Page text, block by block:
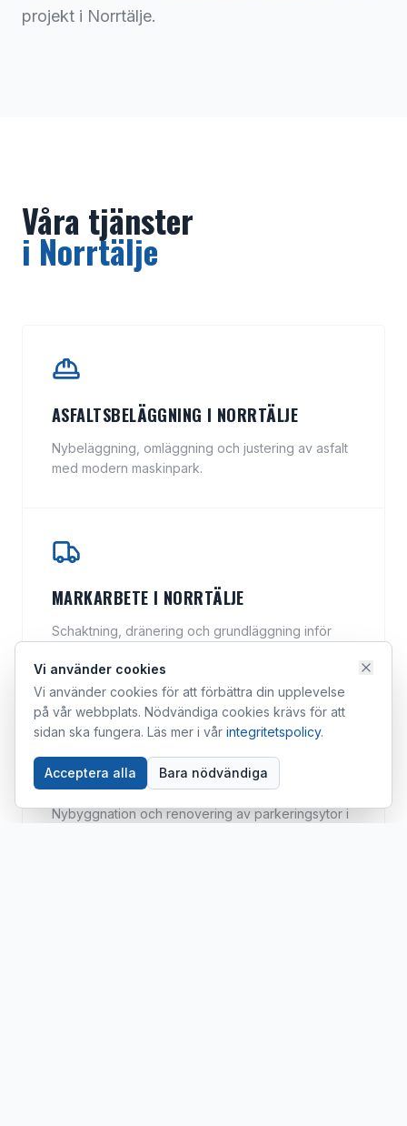
projekt i Norrtälje.
Våra tjänster
iNorrtälje
ASFALTSBELÄGGNING I NORRTÄLJE
Nybeläggning, omläggning och justering av asfalt
med modern maskinpark.
MARKARBETE I NORRTÄLJE
Schaktning, dränering och grundläggning inför
PARKERINGSYTOR I NORRTÄLJE
Nybyggnation och renovering av parkeringsytor i
Vi använder cookies
Vi använder cookies för att förbättra din upplevelse
på vår webbplats. Nödvändiga cookies krävs för att
sidan ska fungera. Läs mer i vår integritetspolicy.
Acceptera alla Bara nödvändiga